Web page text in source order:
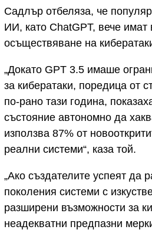
Садлър отбеляза, че
ИИ, като ChatGPT, вече имат
осъществяване на
„Докато GPT 3.5 имаше
за кибератаки, поредица от
по-рано тази година,
състояние автономно да
използва 87% от
реални системи“, каза той.
„Ако създателите успеят да
поколения системи с
разширени възможности за
неадекватни предпазни